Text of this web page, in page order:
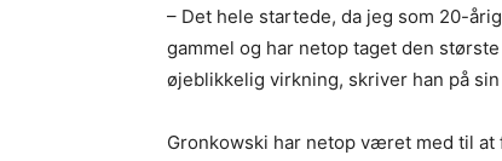
– Det hele startede, da jeg som 20-
gammel og har netop taget den
øjeblikkelig virkning, skriver han på
Gronkowski har netop været med til